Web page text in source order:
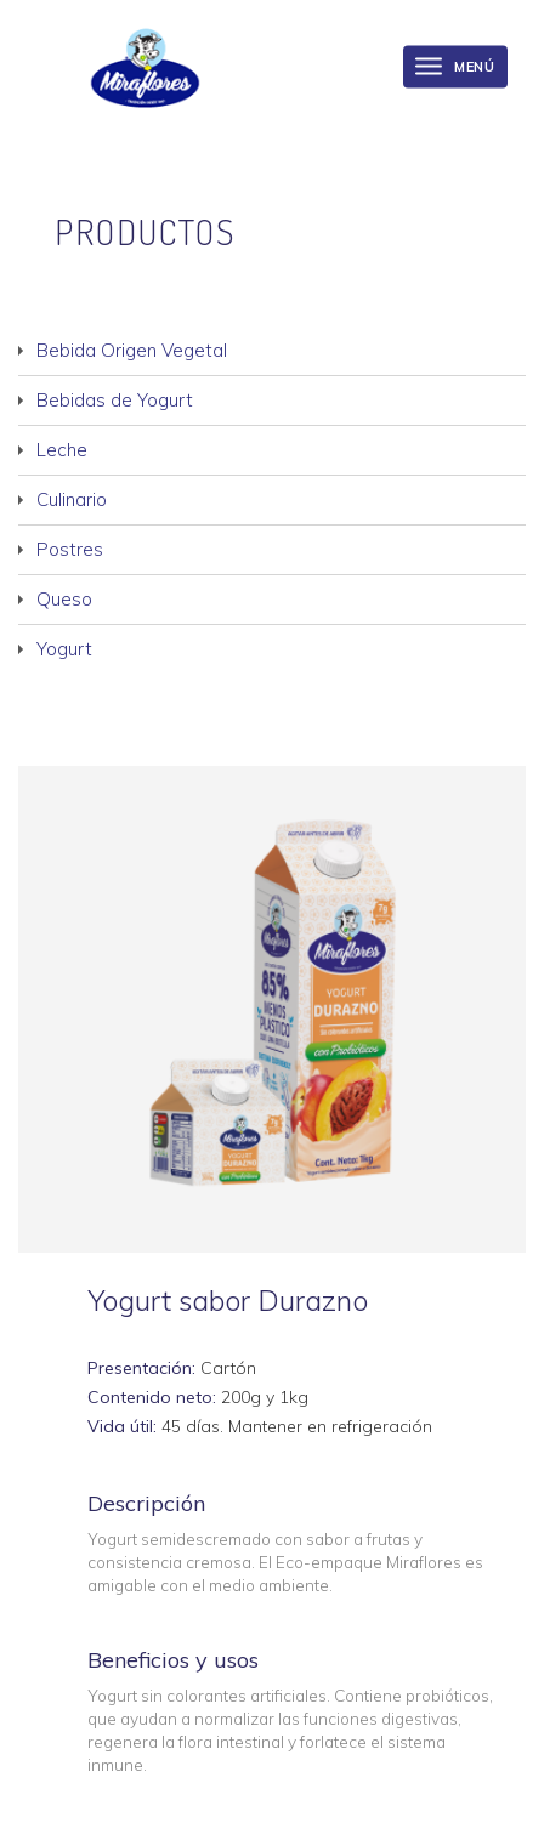
Toggle
MENÚ
PRODUCTOS
Bebida Origen Vegetal
Bebidas de Yogurt
Leche
Culinario
Postres
Queso
Yogurt
Yogurt sabor Durazno
Presentación: Cartón
Contenido neto: 200g y 1kg
Vida útil: 45 días. Mantener en refrigeración
Descripción
Yogurt semidescremado con sabor a frutas y
consistencia cremosa. El Eco-empaque Miraflores es
amigable con el medio ambiente.
Beneficios y usos
Yogurt sin colorantes artificiales. Contiene probióticos,
que ayudan a normalizar las funciones digestivas,
regenera la flora intestinal y forlatece el sistema
inmune.